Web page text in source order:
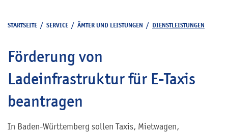
STARTSEITE / SERVICE / ÄMTER UND LEISTUNGEN / DIENSTLEISTUNGEN
Förderung von
Ladeinfrastruktur für E-Taxis
beantragen
In Baden-Württemberg sollen Taxis, Mietwagen,